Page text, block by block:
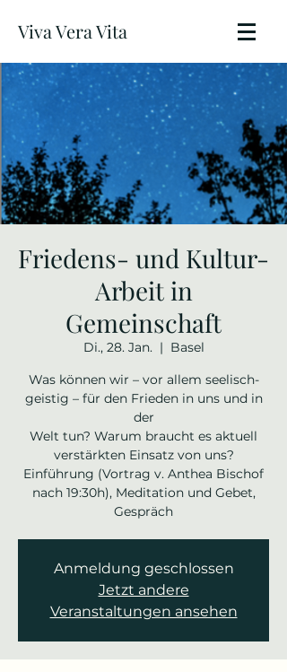
Viva Vera Vita
Friedens- und Kultur-
Arbeit in
Gemeinschaft
Di., 28. Jan.
  |
Basel
Was können wir – vor allem seelisch-
geistig – für den Frieden in uns und in
der
Welt tun? Warum braucht es aktuell
verstärkten Einsatz von uns?
Einführung (Vortrag v. Anthea Bischof
nach 19:30h), Meditation und Gebet,
Gespräch
Anmeldung geschlossen
Jetzt andere
Veranstaltungen ansehen